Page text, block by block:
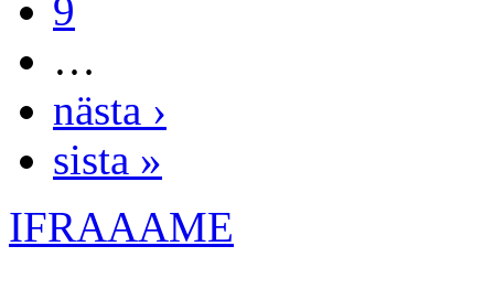
9
…
nästa ›
sista »
IFRAAAME